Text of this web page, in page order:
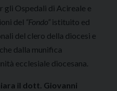
gli Ospedali di Acireale e
del “Fondo” istituito ed
del clero della diocesi e
dalla munifica
ecclesiale diocesana.
il dott. Giovanni